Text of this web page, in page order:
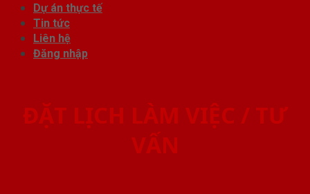
Dự án thực tế
Tin tức
Liên hệ
Đăng nhập
ĐẶT LỊCH LÀM VIỆC / TƯ
VẤN